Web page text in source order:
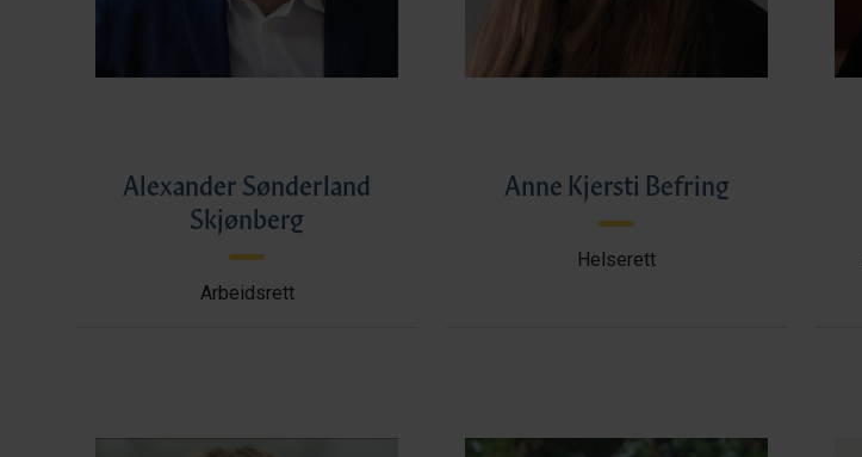
Alexander Sønderland
Skjønberg
Arbeidsrett
Anne Kjersti Befring
Helserett